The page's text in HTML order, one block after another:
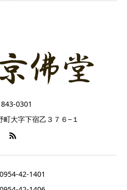
0301
町大字下宿乙３７６−１
0954-42-1401